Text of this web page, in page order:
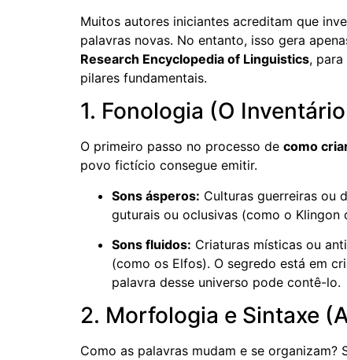
Muitos autores iniciantes acreditam que
palavras novas. No entanto, isso gera
Research Encyclopedia of Linguistics,
pilares fundamentais.
1. Fonologia (O
O primeiro passo no processo de como
povo fictício consegue emitir.
Sons ásperos: Culturas guerreiras ou
guturais ou oclusivas (como o Klingon
Sons fluidos: Criaturas místicas ou
(como os Elfos). O segredo está em
palavra desse universo pode contê-lo.
2. Morfologia e Sintaxe
Como as palavras mudam e se